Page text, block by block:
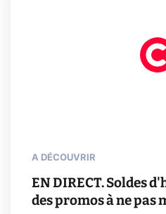
A DÉCOUVRIR
EN DIRECT. Soldes
des promos à ne pas